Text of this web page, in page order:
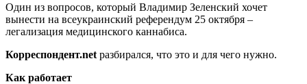
Один из вопросов, который Владимир Зеленский хочет
вынести на всеукраинский референдум 25 октября –
легализация медицинского каннабиса.
Корреспондент.net разбирался, что это и для чего нужно.
Как работает